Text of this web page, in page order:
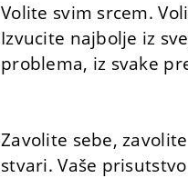
Volite svim srcem.
Izvucite najbolje iz
problema, iz svake
Zavolite sebe,
stvari. Vaše